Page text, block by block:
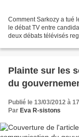
Comment Sarkozy a tué
le débat TV entre
deux débats télévisés
Plainte sur les
du
Publié le 13/03/2012 à
Par Eva R-sistons